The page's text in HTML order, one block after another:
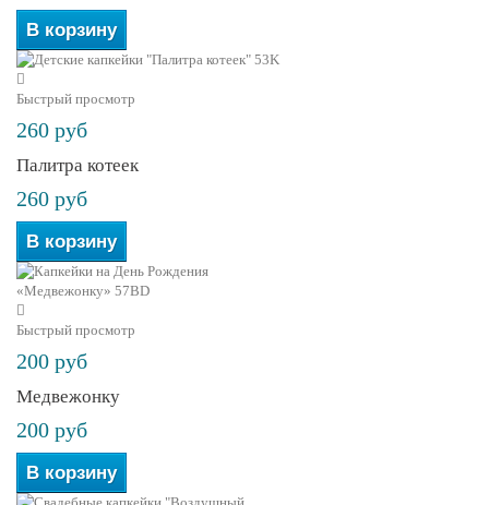
В корзину
Быстрый просмотр
260 руб
Палитра котеек
260 руб
В корзину
Быстрый просмотр
200 руб
Медвежонку
200 руб
В корзину